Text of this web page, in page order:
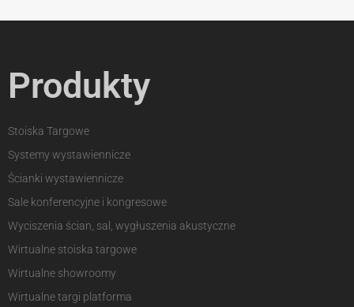
Produkty
Stoiska Targowe
Systemy wystawiennicze
Ścianki wystawiennicze
Sale konferencyjne i kongresowe
Wyciszenia ścian, sal, wygłuszenia akustyczne
Wirtualne stoiska targowe
Wirtualne showroomy
Wirtualne targi platforma